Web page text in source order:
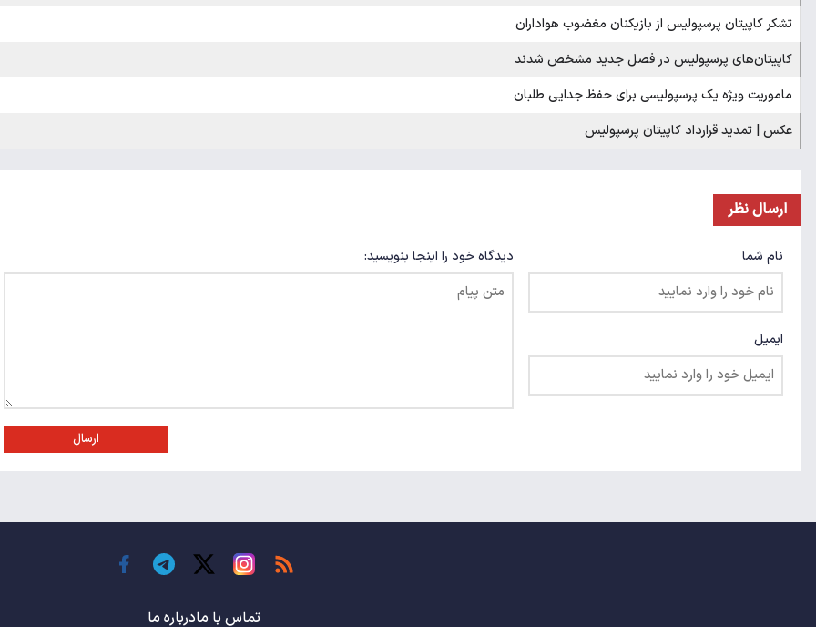
تشکر کاپیتان پرسپولیس از بازیکنان مغضوب هواداران
کاپیتان‌های پرسپولیس در فصل جدید مشخص شدند
ماموریت ویژه یک پرسپولیسی برای حفظ جدایی طلبان
عکس | تمدید قرارداد کاپیتان پرسپولیس
ارسال نظر
نام شما
ایمیل
دیدگاه خود را اینجا بنویسید:
ارسال
تماس با مادرباره ما